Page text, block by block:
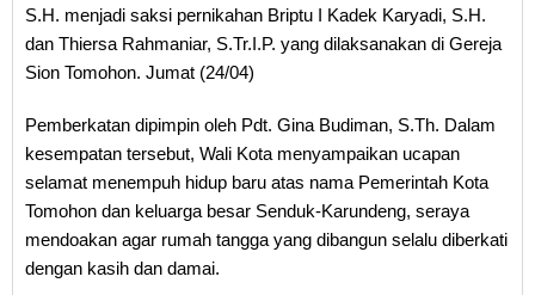
S.H. menjadi saksi pernikahan Briptu I Kadek Karyadi, S.H.
dan Thiersa Rahmaniar, S.Tr.I.P. yang dilaksanakan di Gereja
Sion Tomohon. Jumat (24/04)
Pemberkatan dipimpin oleh Pdt. Gina Budiman, S.Th. Dalam
kesempatan tersebut, Wali Kota menyampaikan ucapan
selamat menempuh hidup baru atas nama Pemerintah Kota
Tomohon dan keluarga besar Senduk-Karundeng, seraya
mendoakan agar rumah tangga yang dibangun selalu diberkati
dengan kasih dan damai.